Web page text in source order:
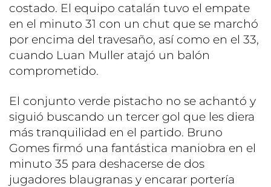
costado. El equipo catalán tuvo el empate
en el minuto 31 con un chut que se marchó
por encima del travesaño, así como en el 33,
cuando Luan Muller atajó un balón
comprometido.
El conjunto verde pistacho no se achantó y
siguió buscando un tercer gol que les diera
más tranquilidad en el partido. Bruno
Gomes firmó una fantástica maniobra en el
minuto 35 para deshacerse de dos
jugadores blaugranas y encarar portería